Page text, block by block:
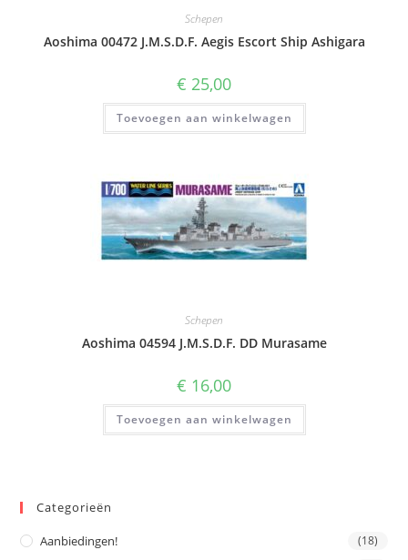
Schepen
Aoshima 00472 J.M.S.D.F. Aegis Escort Ship Ashigara
€ 25,00
Toevoegen aan winkelwagen
Schepen
Aoshima 04594 J.M.S.D.F. DD Murasame
€ 16,00
Toevoegen aan winkelwagen
Categorieën
Aanbiedingen! (18)